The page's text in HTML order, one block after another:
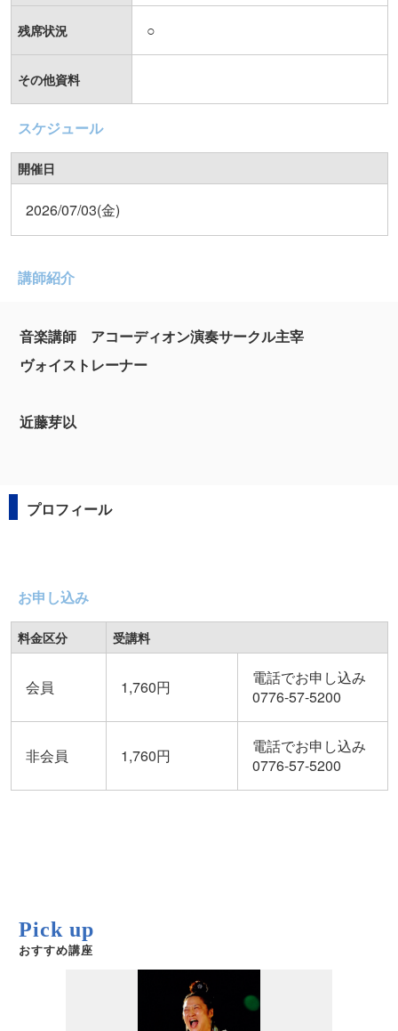
残席状況 ○
その他資料
スケジュール
開催日
2026/07/03(金)
講師紹介
音楽講師 アコーディオン演奏サークル主宰
ヴォイストレーナー
近藤芽以
プロフィール
お申し込み
料金区分 受講料
会員 1,760円
電話でお申し込み
0776-57-5200
非会員 1,760円
電話でお申し込み
0776-57-5200
Pick up
おすすめ講座